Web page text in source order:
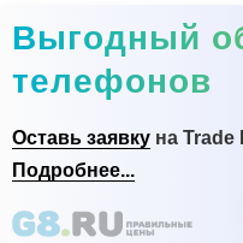
Выгодный
телефонов
Оставь заявку на Trade
Подробнее...